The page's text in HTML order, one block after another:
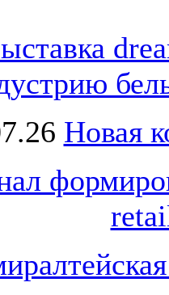
Новая